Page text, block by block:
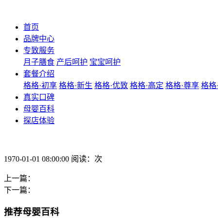
首页
品牌中心
专致服务
月子膳食 产后呵护 宝宝呵护
套餐介绍
格格·初享 格格·新生 格格·优致 格格·高定 格格·尊享 格格
真实口碑
母婴百科
探店体验
1970-01-01 08:00:00 阅读：次
上一篇：
下一篇：
推荐母婴百科